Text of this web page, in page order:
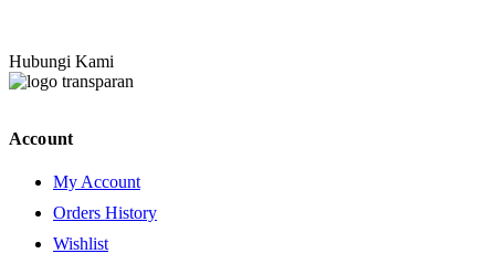
Hubungi Kami
Account
My Account
Orders History
Wishlist